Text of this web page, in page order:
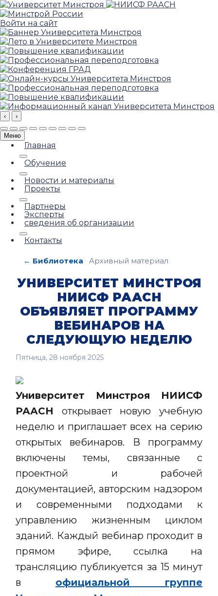
Войти на сайт
‹ ›
Меню
Главная
Обучение
Новости и материалы
Проекты
Партнеры
Эксперты
сведения об организации
Контакты
← Библиотека Архивный материал
УНИВЕРСИТЕТ МИНСТРОЯ
НИИСФ РААСН
ОБЪЯВЛЯЕТ ПРОГРАММУ
ВЕБИНАРОВ НА
СЛЕДУЮЩУЮ НЕДЕЛЮ
Пятница, 28 ноября 2025
Университет Минстроя НИИСФ
РААСН открывает новую учебную
неделю и приглашает всех на серию
открытых вебинаров. В программу
включены темы, связанные с
проектной и рабочей
документацией, авторским надзором
и современными подходами к
управлению жизненным циклом
зданий. Каждый вебинар проходит в
прямом эфире, ссылка на
трансляцию публикуется за 15 минут
в официальной группе